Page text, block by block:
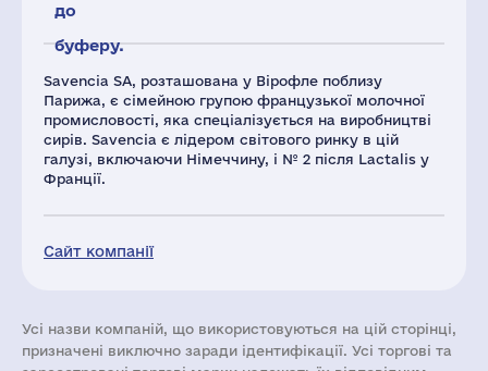
Savencia SA, розташована у Вірофле поблизу
Парижа, є сімейною групою французької молочної
промисловості, яка спеціалізується на виробництві
сирів. Savencia є лідером світового ринку в цій
галузі, включаючи Німеччину, і № 2 після Lactalis у
Франції.
Сайт компанії
до
буферу.
Усі назви компаній, що використовуються на цій сторінці,
призначені виключно заради ідентифікації. Усі торгові та